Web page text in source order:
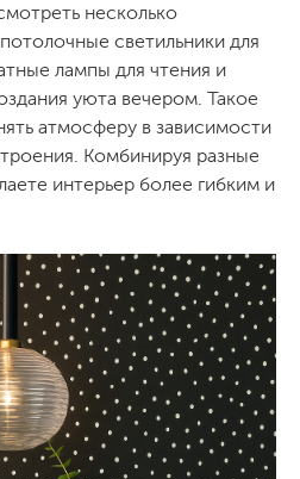
несколько
светильники для
лампы для чтения и
уюта вечером. Такое
атмосферу в зависимости
Комбинируя разные
интерьер более гибким и